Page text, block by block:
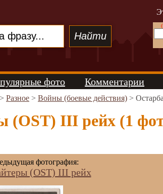
фото Комментарии
> Разное > Войны (боевые действия) >
(OST) III рейх (1
фотография:
(OST) III рейх